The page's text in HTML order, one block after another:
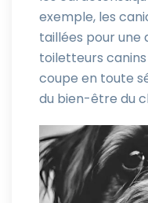
exemple, les
taillées pour une
toiletteurs
coupe en toute
du bien-être du